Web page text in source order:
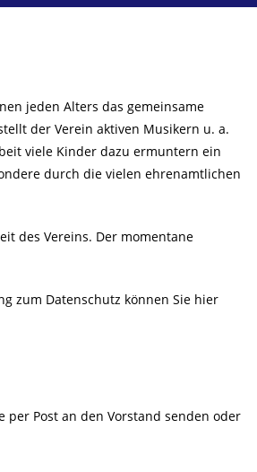
jeden Alters das gemeinsame
der Verein aktiven Musikern u. a.
viele Kinder dazu ermuntern ein
durch die vielen ehrenamtlichen
des Vereins. Der momentane
zum Datenschutz können Sie hier
Post an den Vorstand senden oder